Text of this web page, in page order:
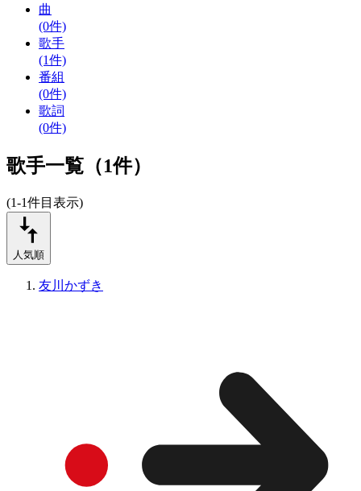
曲
(0件)
歌手
(1件)
番組
(0件)
歌詞
(0件)
歌手一覧（1件）
(1-1件目表示)
人気順
友川かずき